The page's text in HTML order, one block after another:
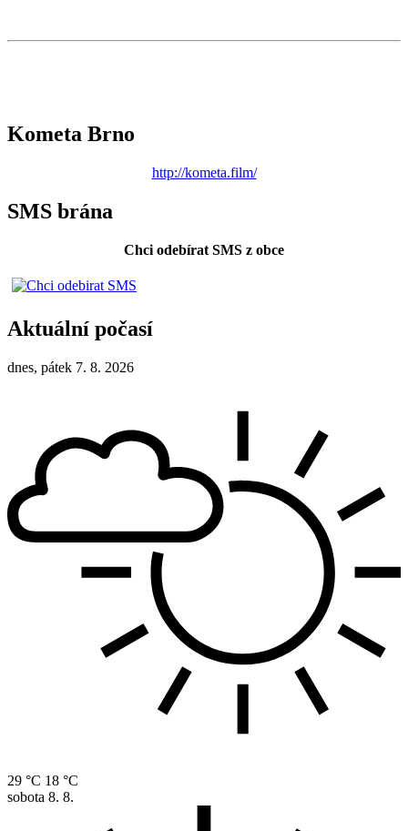
Kometa Brno
http://kometa.film/
SMS brána
Chci odebírat SMS z obce
Aktuální počasí
dnes, pátek 7. 8. 2026
29 °C 18 °C
sobota 8. 8.